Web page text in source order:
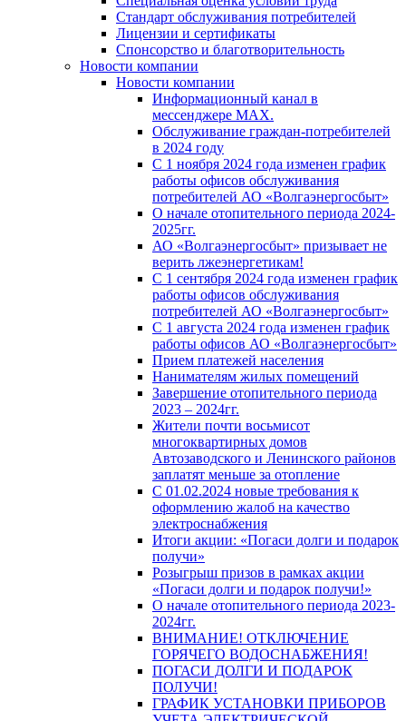
Стандарт обслуживания потребителей
Лицензии и сертификаты
Спонсорство и благотворительность
Новости компании
Новости компании
Информационный канал в
мессенджере MAX.
Обслуживание граждан-потребителей
в 2024 году
С 1 ноября 2024 года изменен график
работы офисов обслуживания
потребителей АО «Волгаэнергосбыт»
О начале отопительного периода 2024-
2025гг.
АО «Волгаэнергосбыт» призывает не
верить лжеэнергетикам!
С 1 сентября 2024 года изменен график
работы офисов обслуживания
потребителей АО «Волгаэнергосбыт»
С 1 августа 2024 года изменен график
работы офисов АО «Волгаэнергосбыт»
Прием платежей населения
Нанимателям жилых помещений
Завершение отопительного периода
2023 – 2024гг.
Жители почти восьмисот
многоквартирных домов
Автозаводского и Ленинского районов
заплатят меньше за отопление
С 01.02.2024 новые требования к
оформлению жалоб на качество
электроснабжения
Итоги акции: «Погаси долги и подарок
получи»
Розыгрыш призов в рамках акции
«Погаси долги и подарок получи!»
О начале отопительного периода 2023-
2024гг.
ВНИМАНИЕ! ОТКЛЮЧЕНИЕ
ГОРЯЧЕГО ВОДОСНАБЖЕНИЯ!
ПОГАСИ ДОЛГИ И ПОДАРОК
ПОЛУЧИ!
ГРАФИК УСТАНОВКИ ПРИБОРОВ